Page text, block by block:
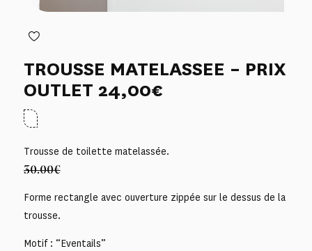
TROUSSE MATELASSEE – PRIX
OUTLET 24,00€
Trousse de toilette matelassée.
30.00€
Forme rectangle avec ouverture zippée sur le dessus de la
trousse.
Motif : “Eventails”